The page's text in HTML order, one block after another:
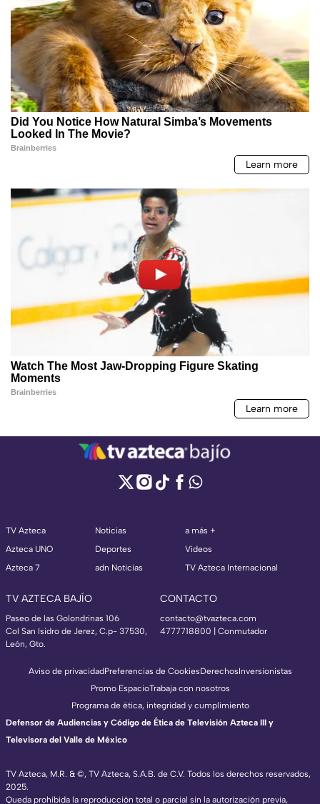
TV Azteca
Azteca UNO
Azteca 7
Noticias
Deportes
adn Noticias
a más +
Videos
TV Azteca Internacional
TV AZTECA BAJÍO
Paseo de las Golondrinas 106
Col San Isidro de Jerez, C.p- 37530,
León, Gto.
CONTACTO
contacto@tvazteca.com
4777718800 | Conmutador
TV Azteca, M.R. & ©, TV Azteca, S.A.B. de C.V. Todos los derechos reservados,
2025.
Queda prohibida la reproducción total o parcial sin la autorización previa,
Aviso de privacidadPreferencias de CookiesDerechosInversionistas
Promo EspacioTrabaja con nosotros
Programa de ética, integridad y cumplimiento
Defensor de Audiencias y Código de Ética de Televisión Azteca III y
Televisora del Valle de México